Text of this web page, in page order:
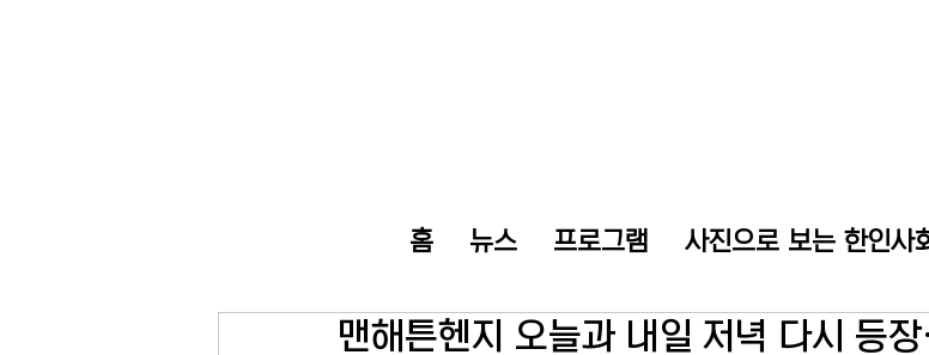
홈 뉴스 프로그램 사진으로 보는 한인사
맨해튼헨지 오늘과 내일 저녁 다시 등